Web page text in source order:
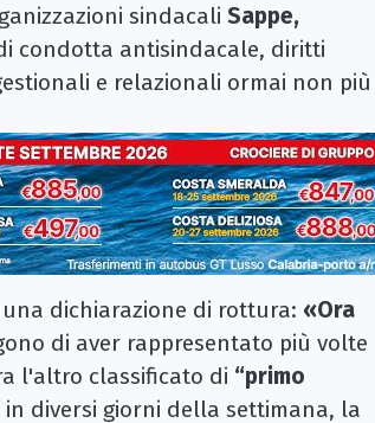
sindacali Sappe,
condotta antisindacale, diritti
e relazionali ormai non più
dichiarazione di rottura: «Ora
di aver rappresentato più volte
l'altro classificato di “primo
diversi giorni della settimana, la